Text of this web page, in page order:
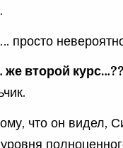
просто
же второй
что он видел,